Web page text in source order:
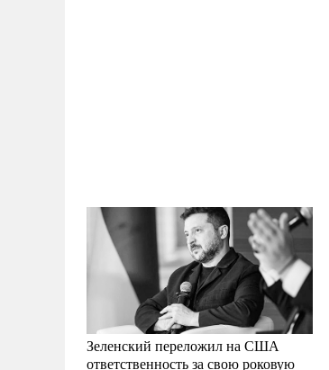
Зеленский переложил на США
ответственность за свою роковую